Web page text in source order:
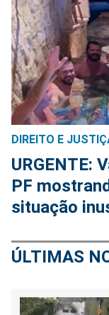
DIREITO E
URGENTE:
PF
situação
ÚLTIMAS